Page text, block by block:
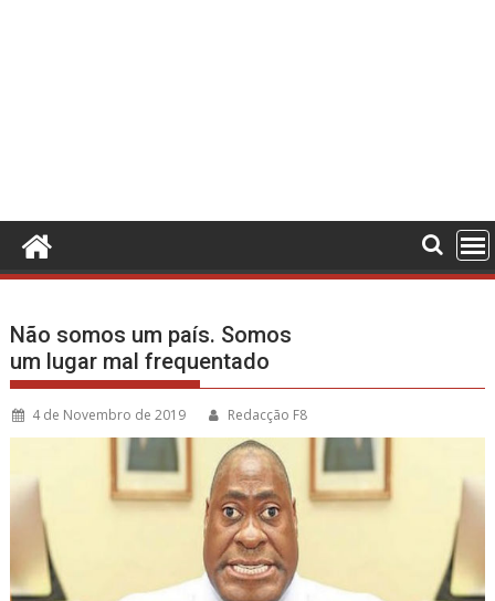
Não somos um país. Somos
um lugar mal frequentado
4 de Novembro de 2019 Redacção F8